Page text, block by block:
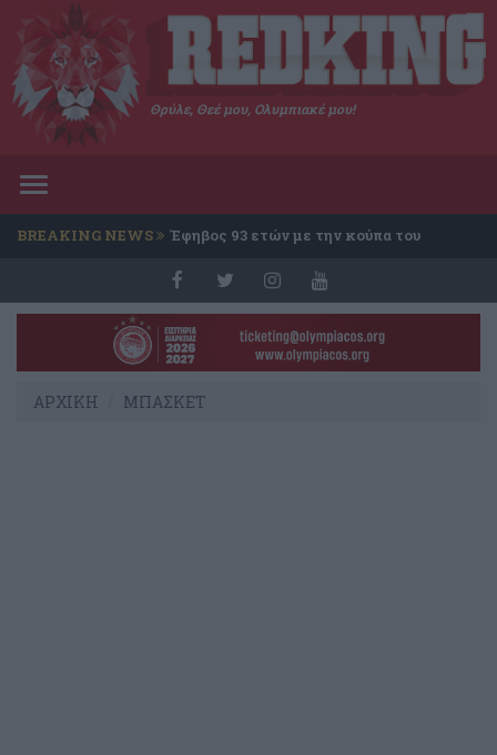
Θρύλε, Θεέ μου, Ολυμπιακέ μου!
Toggle
BREAKING NEWS Έφηβος 93 ετών με την κούπα του
ΑΡΧΙΚΗ ΜΠΑΣΚΕΤ